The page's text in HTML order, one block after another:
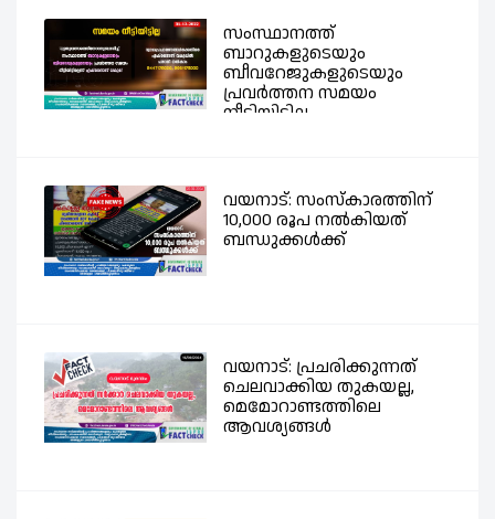
സംസ്ഥാനത്ത്
ബാറുകളുടെയും
ബീവറേജുകളുടെയും
പ്രവര്‍ത്തന സമയം
നീട്ടിയിട്ടില്ല -...
വയനാട്: സംസ്കാരത്തിന്
10,000 രൂപ നൽകിയത്
ബന്ധുക്കൾക്ക്
വയനാട്: പ്രചരിക്കുന്നത്
ചെലവാക്കിയ തുകയല്ല,
മെമോറാണ്ടത്തിലെ
ആവശ്യങ്ങൾ